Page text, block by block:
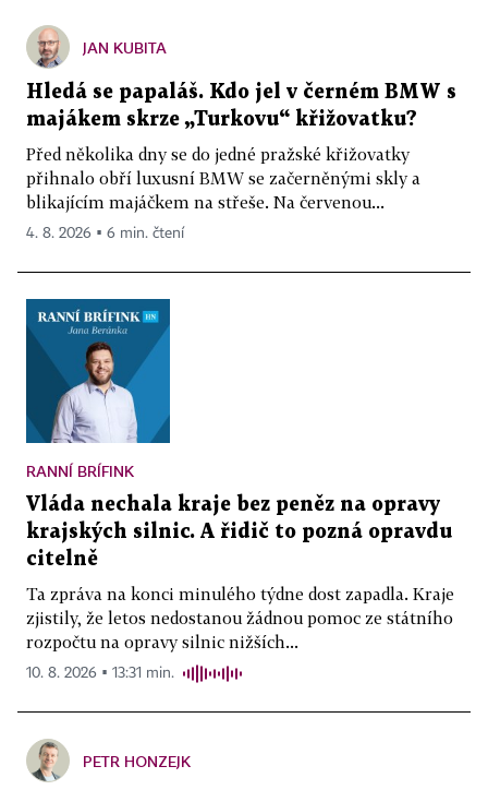
JAN KUBITA
Hledá se papaláš. Kdo jel v černém BMW s
majákem skrze „Turkovu“ křižovatku?
Před několika dny se do jedné pražské křižovatky
přihnalo obří luxusní BMW se začerněnými skly a
blikajícím majáčkem na střeše. Na červenou...
4. 8. 2026 ▪ 6 min. čtení
RANNÍ BRÍFINK
Vláda nechala kraje bez peněz na opravy
krajských silnic. A řidič to pozná opravdu
citelně
Ta zpráva na konci minulého týdne dost zapadla. Kraje
zjistily, že letos nedostanou žádnou pomoc ze státního
rozpočtu na opravy silnic nižších...
10. 8. 2026 ▪ 13:31 min.
PETR HONZEJK